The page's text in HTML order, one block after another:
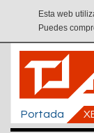
Esta web
Puedes
Portada